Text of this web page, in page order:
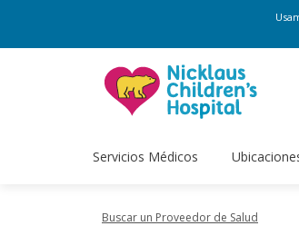
Servicios Médicos
Buscar un Proveedor de Salud